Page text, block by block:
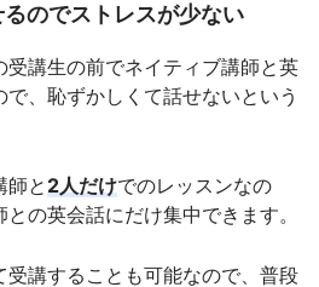
のでストレスが少ない
講生の前でネイティブ講師と英
、恥ずかしくて話せないという
師と 2人だけでのレッスンなの
の英会話にだけ集中できます。
受講することも可能なので、普段